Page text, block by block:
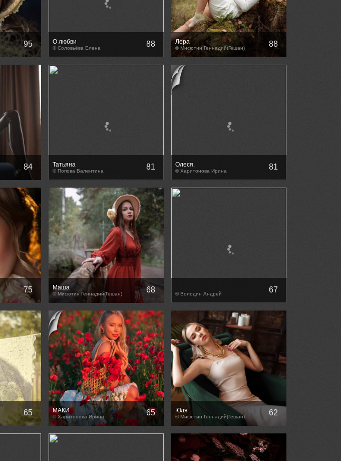
95 О любви
© Соловьёва Елена 88 Лера
© Мисютин Геннадий(Гешан) 88
84 Татьяна
© Попова Валентина 81 Олеся.
© Харитонова Ирина 81
75 Маша
© Мисютин Геннадий(Гешан) 68 © Володин Андрей 67
65 МАКИ
© Харитонова Ирина 65 Юля
© Мисютин Геннадий(Гешан) 62